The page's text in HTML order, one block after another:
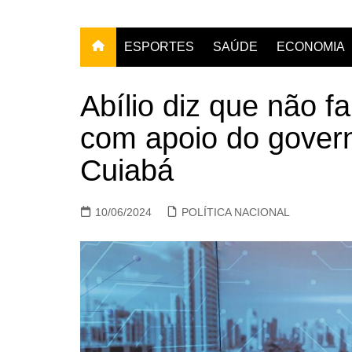
ESPORTES SAÚDE ECONOMIA
Abílio diz que não
com apoio do
Cuiabá
10/06/2024 POLÍTICA NACIONAL